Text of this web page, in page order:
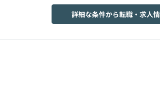
詳細な条件から転職・求人